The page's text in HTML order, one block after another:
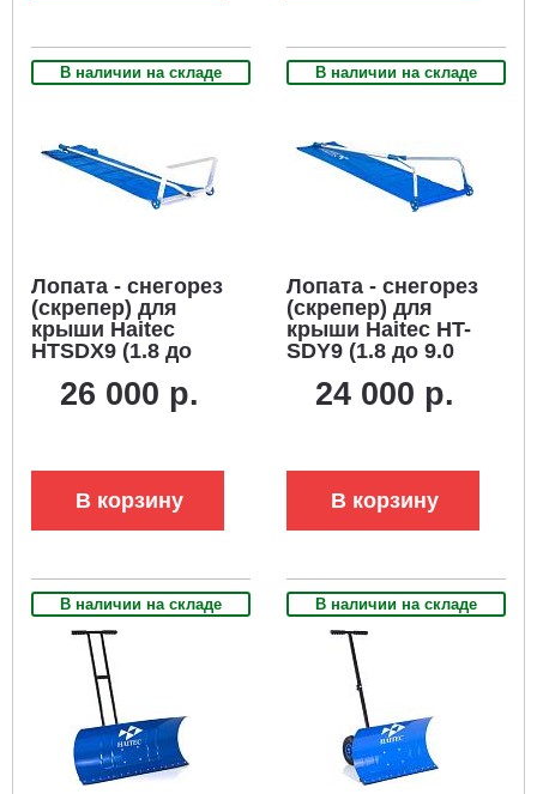
В наличии на складе
Лопата - снегорез
(скрепер) для
крыши Haitec
HTSDX9 (1.8 до
образный нож)
26 000 р.
В корзину
В наличии на складе
Лопата - снегорез
(скрепер) для
крыши Haitec HT-
SDY9 (1.8 до 9.0
24 000 р.
В корзину
В наличии на складе В наличии на складе